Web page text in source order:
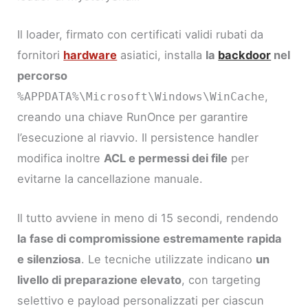
Il loader, firmato con certificati validi rubati da
fornitori hardware asiatici, installa la backdoor nel
percorso
%APPDATA%\Microsoft\Windows\WinCache,
creando una chiave RunOnce per garantire
l’esecuzione al riavvio. Il persistence handler
modifica inoltreACL e permessi dei file per
evitarne la cancellazione manuale.
Il tutto avviene in meno di 15 secondi, rendendo
la fase di compromissione estremamente rapida
e silenziosa. Le tecniche utilizzate indicano un
livello di preparazione elevato, con targeting
selettivo e payload personalizzati per ciascun